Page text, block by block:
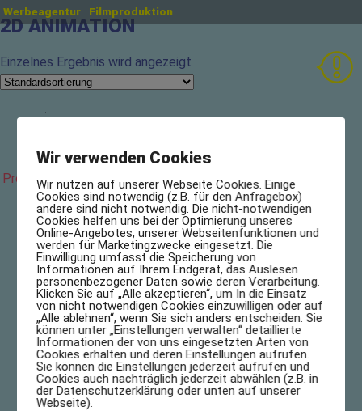
Werbeagentur Filmproduktion
2D ANIMATION
Einzelnes Ergebnis wird angezeigt
VFX
Preis anfragen!
Wir verwenden Cookies
Wir nutzen auf unserer Webseite Cookies. Einige
Cookies sind notwendig (z.B. für den Anfragebox)
andere sind nicht notwendig. Die nicht-notwendigen
Cookies helfen uns bei der Optimierung unseres
Online-Angebotes, unserer Webseitenfunktionen und
werden für Marketingzwecke eingesetzt. Die
Einwilligung umfasst die Speicherung von
Informationen auf Ihrem Endgerät, das Auslesen
personenbezogener Daten sowie deren Verarbeitung.
Klicken Sie auf „Alle akzeptieren“, um In die Einsatz
von nicht notwendigen Cookies einzuwilligen oder auf
„Alle ablehnen“, wenn Sie sich anders entscheiden. Sie
können unter „Einstellungen verwalten“ detaillierte
Informationen der von uns eingesetzten Arten von
Cookies erhalten und deren Einstellungen aufrufen.
Sie können die Einstellungen jederzeit aufrufen und
Cookies auch nachträglich jederzeit abwählen (z.B. in
der Datenschutzerklärung oder unten auf unserer
Webseite).